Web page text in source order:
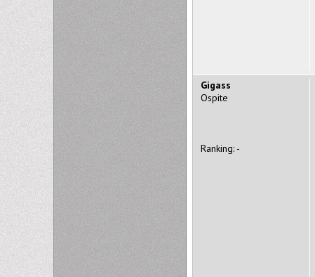
Gigass
Ospite
Ranking: -